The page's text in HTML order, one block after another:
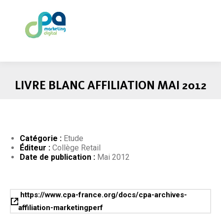
LIVRE BLANC AFFILIATION MAI 2012
Catégorie : Etude
Éditeur : Collège Retail
Date de publication : Mai 2012
https://www.cpa-france.org/docs/cpa-archives-
affiliation-marketingperf